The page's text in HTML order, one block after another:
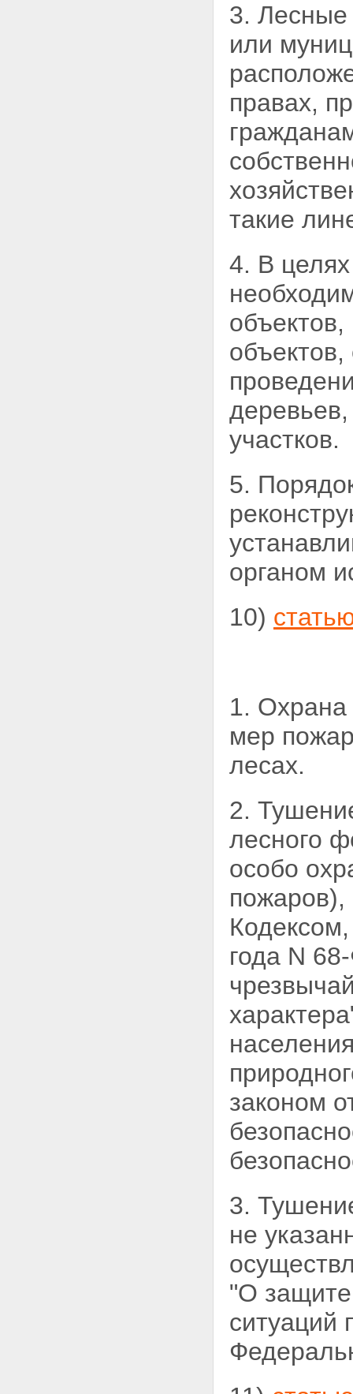
3. Лесные
или
правах,
такие
4. В
участков.
5.
органом
10)
1. Охрана
мер
лесах.
2.
лесного
особо
пожаров),
года N
законом
3.
не
"О
ситуаций